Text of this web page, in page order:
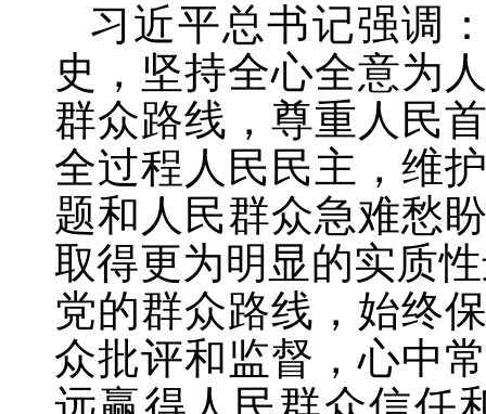
习近平总书记强调
史，坚持全心全意为
群众路线，尊重人民
全过程人民民主，维
题和人民群众急难愁
取得更为明显的实质
党的群众路线，始终
众批评和监督，心中